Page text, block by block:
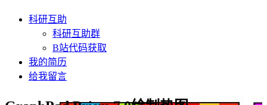
科研互助
科研互助群
B站代码获取
我的简历
给我留言